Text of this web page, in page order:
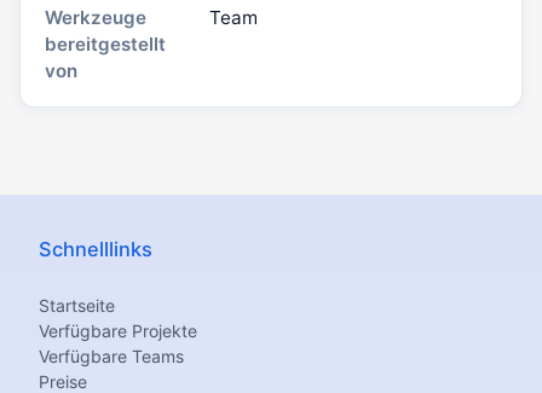
Werkzeuge
bereitgestellt
von
Team
Schnelllinks
Startseite
Verfügbare Projekte
Verfügbare Teams
Preise